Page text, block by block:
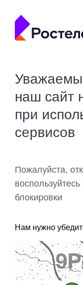
наш сайт
при
сервисов
Пожалуйста,
блокировки
Нам нужно